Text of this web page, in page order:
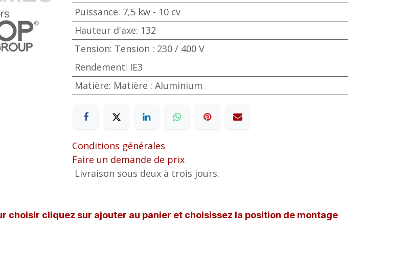
Puissance: 7,5 kw - 10 cv
Hauteur d'axe: 132
Tension: Tension : 230 / 400 V
Rendement: IE3
Matière: Matière : Aluminium
Conditions générales
Faire un demande de prix
Livraison sous deux à trois jours.
choisir cliquez sur ajouter au panier et choisissez la position de montage